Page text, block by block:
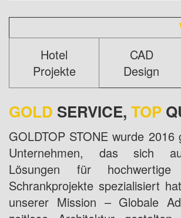
Hotel
Projekte
CAD
Design
GOLD SERVICE, TOP
GOLDTOP STONE wurde 2016
Unternehmen, das sich
Lösungen für
Schrankprojekte spezialisiert
unserer Mission – Globale